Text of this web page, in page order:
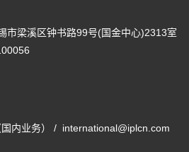
市梁溪区钟书路99号(国金中心)2313室
内业务） / international@iplcn.com